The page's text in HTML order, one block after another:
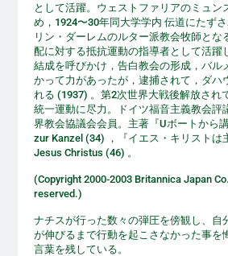
として活躍。ウェストファリアのミュン
め，1924〜30年同大学学内 伝道にたず
リン・ダーレムのルター派教会牧師とな
配に対する抵抗運動の指導者として活躍
結成を呼びかけ，告白教会の形成，バル
かって力があったが，逮捕されて，ダハ
れる (1937) 。第2次世界大戦後解放され
統一運動に尽力。ドイツ福音主義教会評
界教会協議会会員。主著『Uボートから
zur Kanzel (34) ，『イエス・キリストは
Jesus Christus (46) 。
(Copyright 2000-2003 Britannica Japan
reserved.)
ナチスが行った数々の弾圧を傍観し、自
が伸びるまで行動を起こさなかった事を
言葉を残している。